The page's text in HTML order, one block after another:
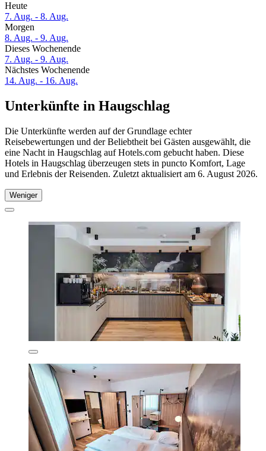
Heute
7. Aug. - 8. Aug.
Morgen
8. Aug. - 9. Aug.
Dieses Wochenende
7. Aug. - 9. Aug.
Nächstes Wochenende
14. Aug. - 16. Aug.
Unterkünfte in Haugschlag
Die Unterkünfte werden auf der Grundlage echter
Reisebewertungen und der Beliebtheit bei Gästen ausgewählt, die
eine Nacht in Haugschlag auf Hotels.com gebucht haben. Diese
Hotels in Haugschlag überzeugen stets in puncto Komfort, Lage
und Erlebnis der Reisenden. Zuletzt aktualisiert am 6. August 2026.
Weniger